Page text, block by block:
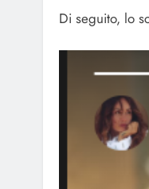
Di seguito, lo